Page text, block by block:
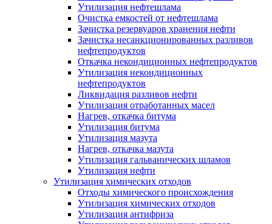
Утилизация нефтешлама
Очистка емкостей от нефтешлама
Зачистка резервуаров хранения нефти
Зачистка несанкционированных разливов
нефтепродуктов
Откачка некондиционных нефтепродуктов
Утилизация некондиционных
нефтепродуктов
Ликвидация разливов нефти
Утилизация отработанных масел
Нагрев, откачка битума
Утилизация битума
Утилизация мазута
Нагрев, откачка мазута
Утилизация гальванических шламов
Утилизация нефти
Утилизация химических отходов
Отходы химического происхождения
Утилизация химических отходов
Утилизация антифриза